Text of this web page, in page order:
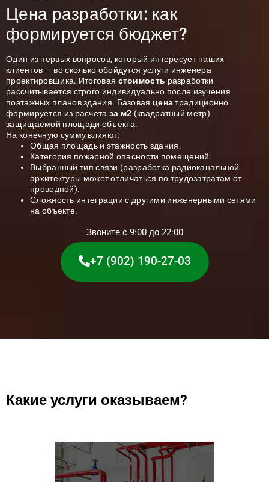
Цена разработки: как
формируется бюджет?
Один из первых вопросов, который интересует наших
клиентов — во сколько обойдутся услуги инженера-
проектировщика. Итоговая стоимость разработки
рассчитывается строго индивидуально после изучения
поэтажных планов здания. Базовая ценатрадиционно
формируется из расчета за м2 (квадратный метр)
защищаемой площади объекта.
На конечную сумму влияют:
Общая площадь и этажность здания.
Категория пожарной опасности помещений.
Выбранный тип связи (разработка радиоканальной
архитектуры может отличаться по трудозатратам от
проводной).
Сложность интеграции с другими инженерными сетями
на объекте.
Звоните с 9:00 до 22:00
+7 (902) 190-27-03
Какие услуги оказываем?